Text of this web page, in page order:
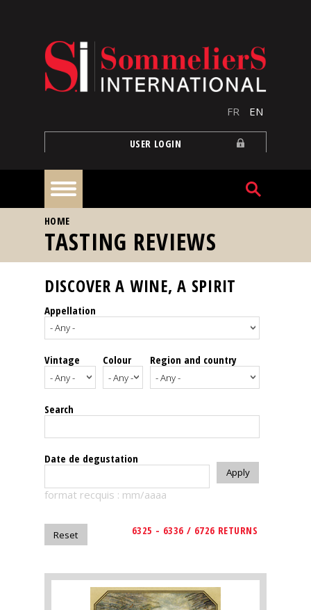
FR EN
USER LOGIN
Home
Our
events
Spirits
Tasting
reviews
The
magazine
Magazine
YOU ARE HERE
HOME
TASTING REVIEWS
DISCOVER A WINE, A SPIRIT
Appellation
Vintage Colour Region and country
Search
Date de degustation
format recquis : mm/aaaa
6325 - 6336 / 6726 RETURNS